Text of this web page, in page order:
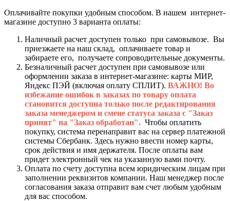
Оплачивайте покупки удобным способом. В нашем интернет-
магазине доступно 3 варианта оплаты:
Наличный расчет доступен только при самовывозе. Вы
приезжаете на наш склад, оплачиваете товар и
забираете его, получаете сопроводительные документы.
Безналичный расчет доступен при самовывозе или
оформлении заказа в интернет-магазине: карты МИР,
Яндекс ПЭЙ (включая оплату СПЛИТ). ВАЖНО! Во
избежание ошибок в заказах по товару оплата
становится доступна только после редактирования
заказа менеджером и смене статуса заказа с "Заказ
принят" на "Заказ обработан". Чтобы оплатить
покупку, система перенаправит вас на сервер платежной
системы Сбербанк. Здесь нужно ввести номер карты,
срок действия и имя держателя. После оплаты вам
придет электронный чек на указанную вами почту.
Оплата по счету доступна всем юридическим лицам при
заполнении реквизитов компании. Наш менеджер после
согласования заказа отправит вам счет любым удобным
для вас способом.